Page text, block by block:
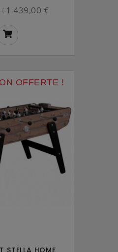
1 439,00 €
OFFERTE !
STELLA HOME